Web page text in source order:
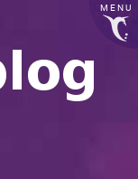
MENU